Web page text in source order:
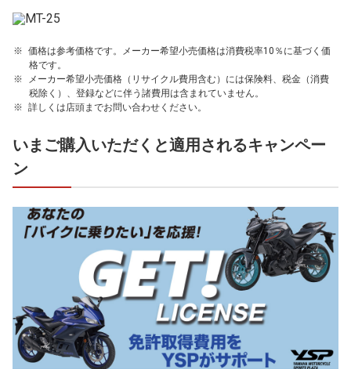
価格は参考価格です。メーカー希望小売価格は消費税率10％に基づく価
格です。
メーカー希望小売価格（リサイクル費用含む）には保険料、税金（消費
税除く）、登録などに伴う諸費用は含まれていません。
詳しくは店頭までお問い合わせください。
いまご購入いただくと適用されるキャンペー
ン